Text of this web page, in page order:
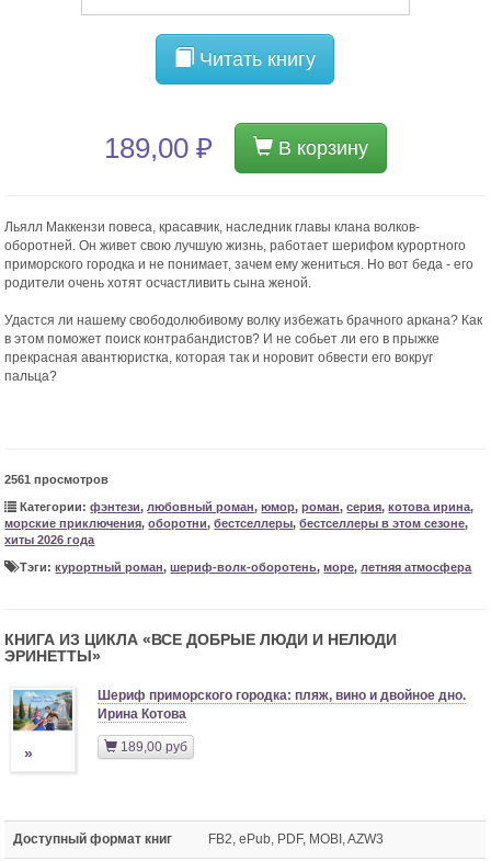
Читать книгу
189,00 ₽ В корзину
Льялл Маккензи повеса, красавчик, наследник главы клана волков-
оборотней. Он живет свою лучшую жизнь, работает шерифом курортного
приморского городка и не понимает, зачем ему жениться. Но вот беда - его
родители очень хотят осчастливить сына женой.
Удастся ли нашему свободолюбивому волку избежать брачного аркана? Как
в этом поможет поиск контрабандистов? И не собьет ли его в прыжке
прекрасная авантюристка, которая так и норовит обвести его вокруг
пальца?
2561 просмотров
Категории:фэнтези, любовный роман,юмор,роман,серия,котова ирина,
морские приключения,оборотни,бестселлеры,бестселлеры в этом сезоне,
хиты 2026 года
Тэги:курортный роман,шериф-волк-оборотень,море, летняя атмосфера
КНИГА ИЗ ЦИКЛА «ВСЕ ДОБРЫЕ ЛЮДИ И НЕЛЮДИ
ЭРИНЕТТЫ»
»
Шериф приморского городка: пляж, вино и двойное дно.
Ирина Котова
189,00 руб
Доступный формат книг FB2, ePub, PDF, MOBI, AZW3